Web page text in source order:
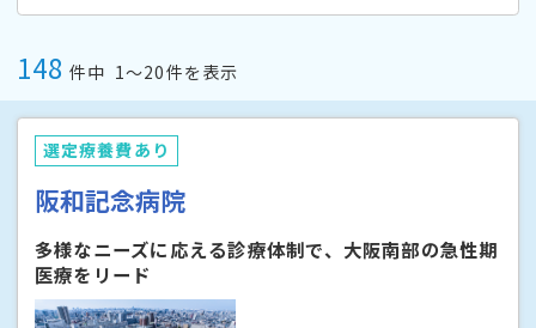
148 件中 1〜20件を表示
選定療養費あり
阪和記念病院
多様なニーズに応える診療体制で、大阪南部の急性期
医療をリード